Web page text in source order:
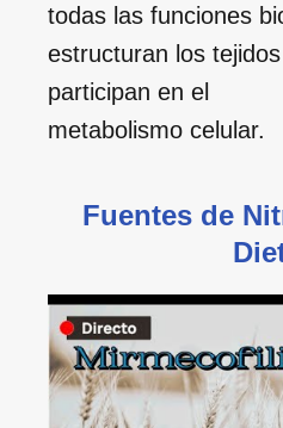
todas las funciones
estructuran los
participan en el
metabolismo celular.
Fuentes de